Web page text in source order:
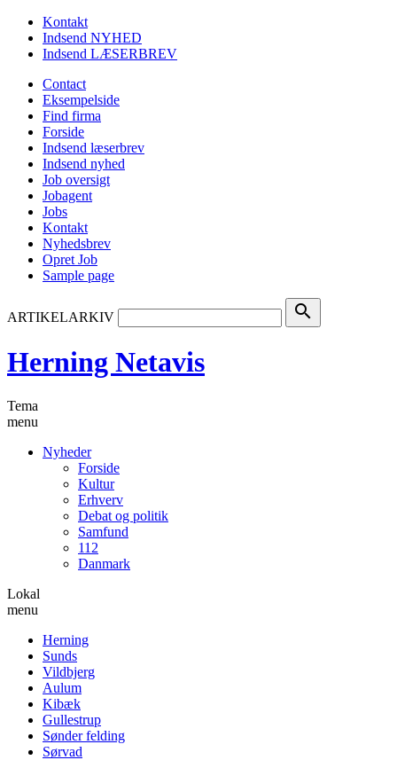
Kontakt
Indsend NYHED
Indsend LÆSERBREV
Contact
Eksempelside
Find firma
Forside
Indsend læserbrev
Indsend nyhed
Job oversigt
Jobagent
Jobs
Kontakt
Nyhedsbrev
Opret Job
Sample page
ARTIKELARKIV search
Herning Netavis
Tema
menu
Nyheder
Forside
Kultur
Erhverv
Debat og politik
Samfund
112
Danmark
Lokal
menu
Herning
Sunds
Vildbjerg
Aulum
Kibæk
Gullestrup
Sønder felding
Sørvad